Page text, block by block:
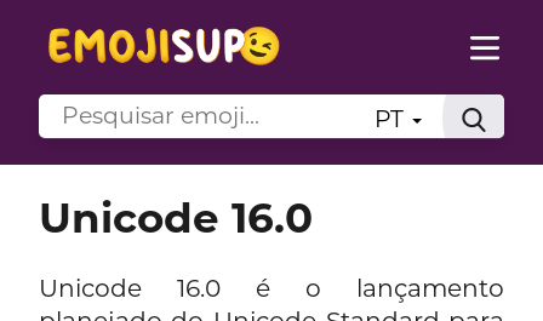
PT
Unicode 16.0
Unicode 16.0 é o lançamento